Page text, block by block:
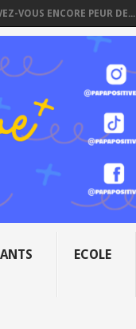
VOUS ENCORE PEUR DE...
ECOLE